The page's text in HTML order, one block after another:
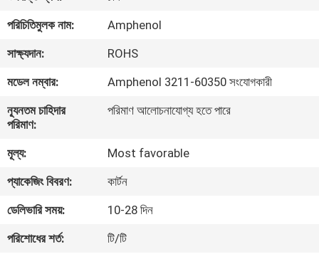
সম্বন্ধে
কারখানা
গুণমান
নিয়ন্ত্রণ
পরিচিতিমুলক নাম:
Amphenol
সাক্ষ্যদান:
ROHS
মডেল নম্বার:
Amphenol 3211-60350 সংযোগকারী
ন্যূনতম চাহিদার
পরিমাণ:
পরিমাণ আলোচনাযোগ্য হতে পারে
মূল্য:
Most favorable
প্যাকেজিং বিবরণ:
কার্টন
ডেলিভারি সময়:
10-28 দিন
পরিশোধের শর্ত:
টি/টি